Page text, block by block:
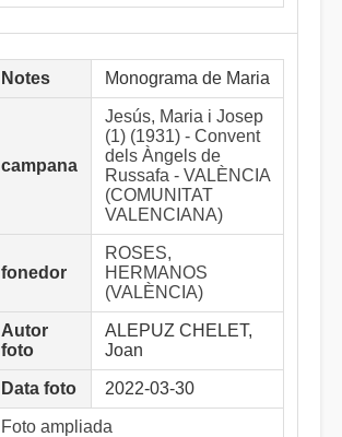
Notes Monograma de Maria
campana
Jesús, Maria i Josep
(1) (1931) - Convent
dels Àngels de
Russafa - VALÈNCIA
(COMUNITAT
VALENCIANA)
fonedor
ROSES,
HERMANOS
(VALÈNCIA)
Autor
foto
ALEPUZ CHELET,
Joan
Data foto 2022-03-30
Foto ampliada